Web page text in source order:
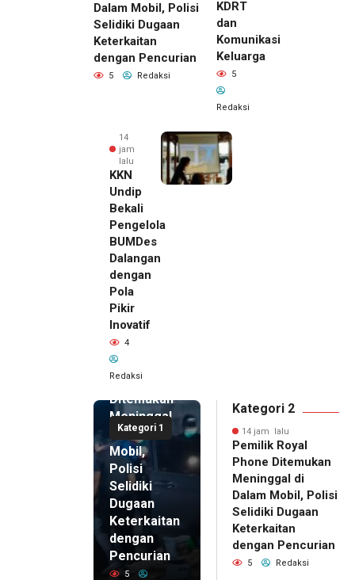
Dalam Mobil, Polisi
Selidiki Dugaan
Keterkaitan
dengan Pencurian
5 Redaksi
KDRT
dan
Komunikasi
Keluarga
5
Redaksi
14
jam
lalu
KKN
Undip
Bekali
Pengelola
BUMDes
Dalangan
dengan
Pola
Pikir
Inovatif
4
Redaksi
Kategori 1
14 jam lalu
Pemilik
Royal
Phone
Ditemukan
Meninggal
di Dalam
Mobil,
Polisi
Selidiki
Dugaan
Keterkaitan
dengan
Pencurian
5
Kategori 2
14 jam lalu
Pemilik Royal
Phone Ditemukan
Meninggal di
Dalam Mobil, Polisi
Selidiki Dugaan
Keterkaitan
dengan Pencurian
5 Redaksi